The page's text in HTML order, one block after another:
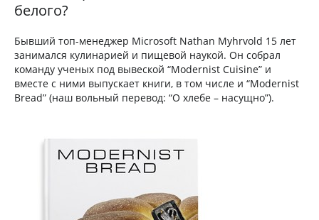
белого?
Бывший топ-менеджер Microsoft Nathan Myhrvold 15 лет
занимался кулинарией и пищевой наукой. Он собрал
команду ученых под вывеской “Modernist Cuisine” и
вместе с ними выпускает книги, в том числе и “Modernist
Bread” (наш вольный перевод: “О хлебе – насущно”).